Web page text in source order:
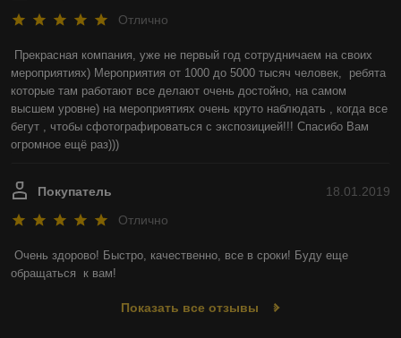
Отлично
Прекрасная компания, уже не первый год сотрудничаем на своих
мероприятиях) Мероприятия от 1000 до 5000 тысяч человек,  ребята
которые там работают все делают очень достойно, на самом
высшем уровне) на мероприятиях очень круто наблюдать , когда все
бегут , чтобы сфотографироваться с экспозицией!!! Спасибо Вам
огромное ещё раз)))
18.01.2019
Покупатель
Отлично
Очень здорово! Быстро, качественно, все в сроки! Буду еще
обращаться  к вам!
Показать все отзывы